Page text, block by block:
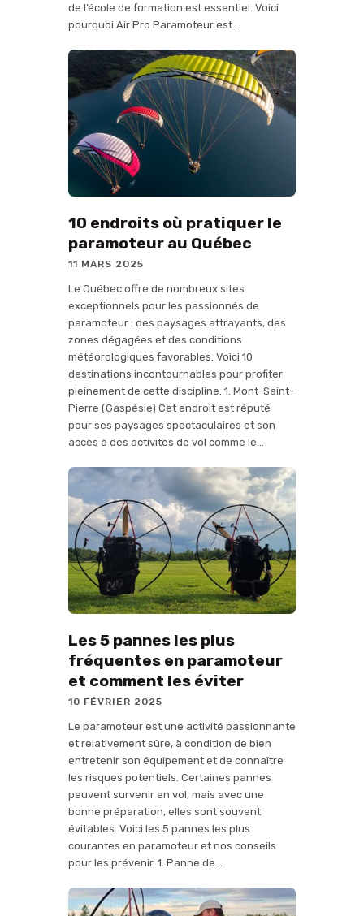
de l’école de formation est essentiel. Voici
pourquoi Air Pro Paramoteur est…
10 endroits où pratiquer le
paramoteur au Québec
11 MARS 2025
Le Québec offre de nombreux sites
exceptionnels pour les passionnés de
paramoteur : des paysages attrayants, des
zones dégagées et des conditions
météorologiques favorables. Voici 10
destinations incontournables pour profiter
pleinement de cette discipline. 1. Mont-Saint-
Pierre (Gaspésie) Cet endroit est réputé
pour ses paysages spectaculaires et son
accès à des activités de vol comme le…
Les 5 pannes les plus
fréquentes en paramoteur
et comment les éviter
10 FÉVRIER 2025
Le paramoteur est une activité passionnante
et relativement sûre, à condition de bien
entretenir son équipement et de connaître
les risques potentiels. Certaines pannes
peuvent survenir en vol, mais avec une
bonne préparation, elles sont souvent
évitables. Voici les 5 pannes les plus
courantes en paramoteur et nos conseils
pour les prévenir. 1. Panne de…